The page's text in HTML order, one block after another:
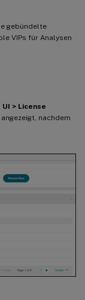
gebündelte
VIPs für Analysen
> License
angezeigt, nachdem